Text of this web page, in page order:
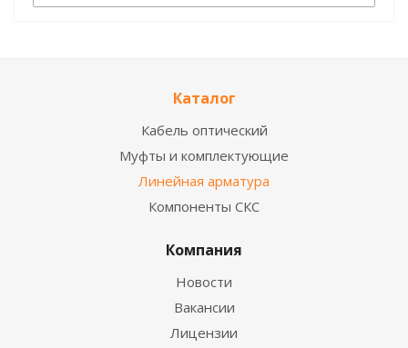
Каталог
Кабель оптический
Муфты и комплектующие
Линейная арматура
Компоненты СКС
Компания
Новости
Вакансии
Лицензии